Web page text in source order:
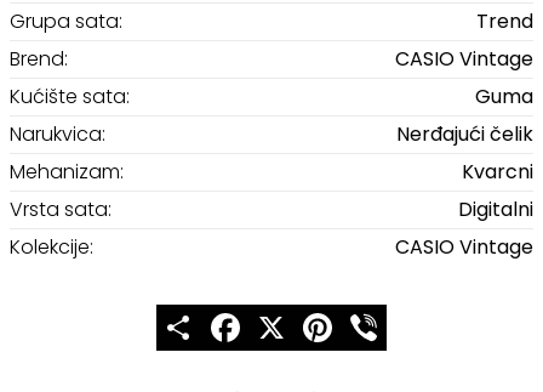
Grupa sata:
Trend
Brend:
CASIO Vintage
Kućište sata:
Guma
Narukvica:
Nerđajući čelik
Mehanizam:
Kvarcni
Vrsta sata:
Digitalni
Kolekcije:
CASIO Vintage
ShareFacebook
X Pinterest